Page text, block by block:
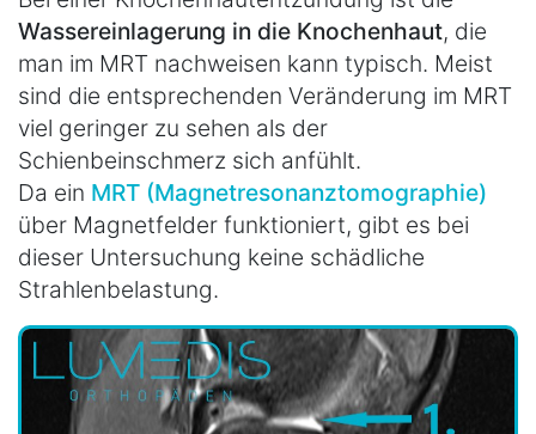
Wassereinlagerung in die Knochenhaut, die
man im MRT nachweisen kann typisch. Meist
sind die entsprechenden Veränderung im MRT
viel geringer zu sehen als der
Schienbeinschmerz sich anfühlt.
Da ein MRT (Magnetresonanztomographie)
über Magnetfelder funktioniert, gibt es bei
dieser Untersuchung keine schädliche
Strahlenbelastung.